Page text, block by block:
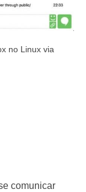
no Linux via
comunicar